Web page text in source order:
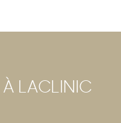
À LACLINIC